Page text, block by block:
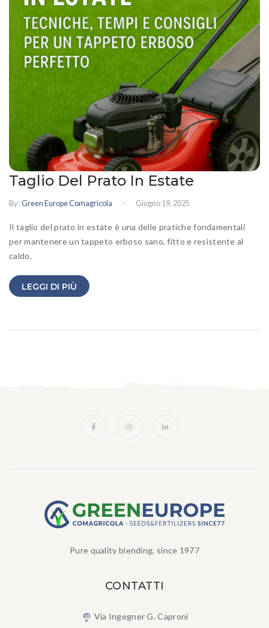
Prato fiorito
Paesaggio
Ornamentali
Speciali
Ripopolazione insetti
Idrosemina
RICHIEDI INFORMAZIONI
EN DE
Taglio Del Prato In Estate
By : Green Europe Comagricola - Giugno 19, 2025
Il taglio del prato in estate è una delle pratiche fondamentali
per mantenere un tappeto erboso sano, fitto e resistente al
caldo.
LEGGI DI PIÙ
Pure quality blending, since 1977
CONTATTI
Via Ingegner G. Caproni